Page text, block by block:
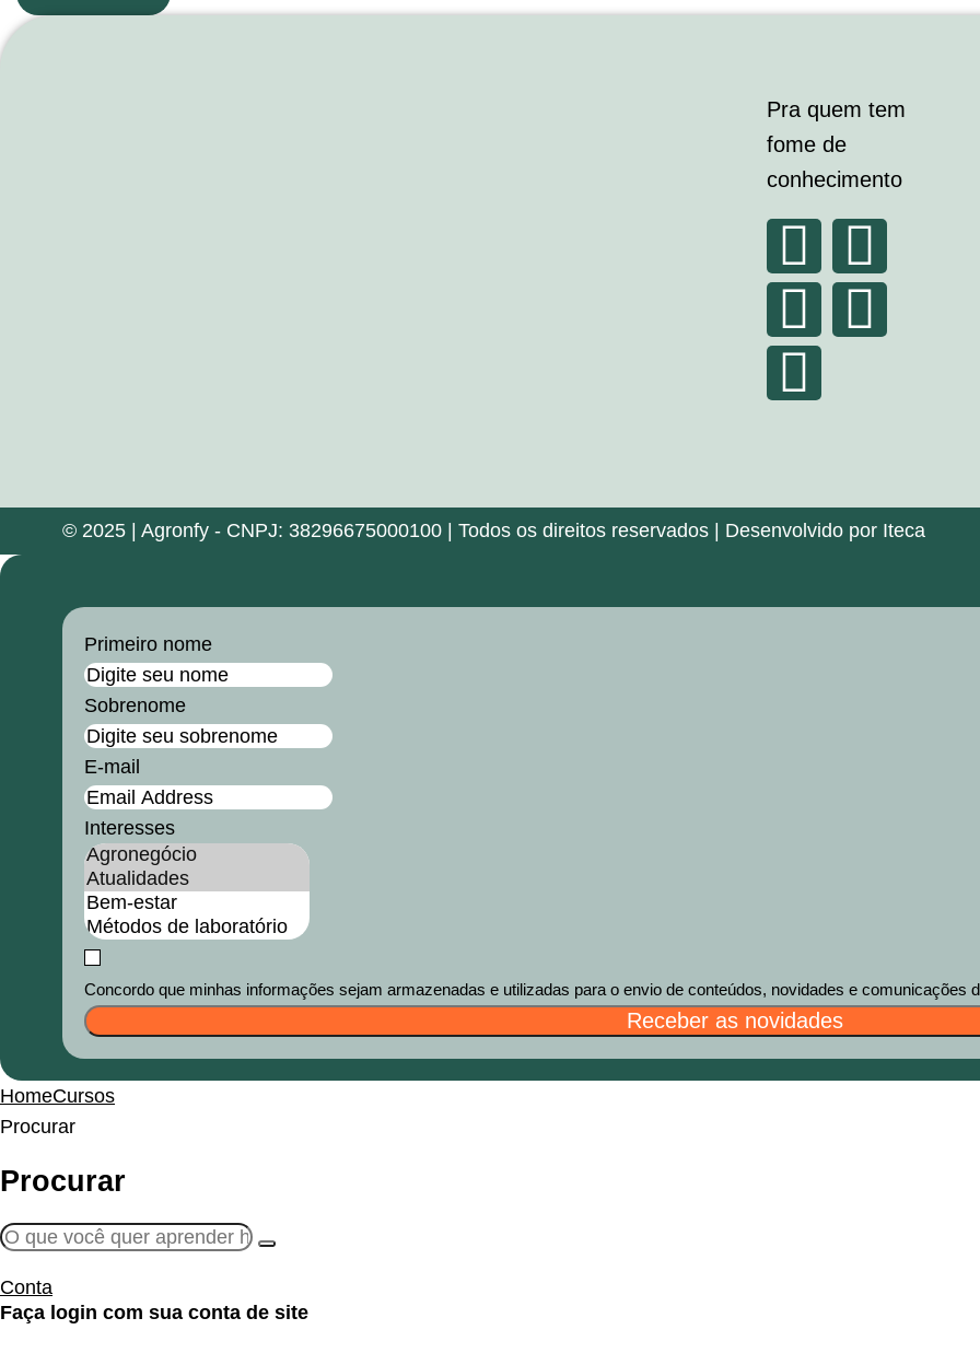
Pra quem tem
fome de
conhecimento
© 2025 | Agronfy - CNPJ: 38296675000100 | Todos os direitos reservados | Desenvolvido por Iteca
Primeiro nome
Sobrenome
E-mail
Interesses
Concordo que minhas informações sejam armazenadas e utilizadas para o envio de conteúdos, novidades e comunicações
Receber as novidades
HomeCursos
Procurar
Procurar
Conta
Faça login com sua conta de site